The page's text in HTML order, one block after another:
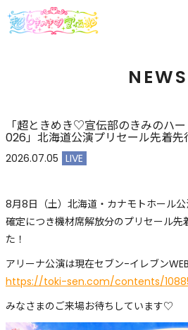
NEWS
「超ときめき♡宣伝部のきみのハ
026」北海道公演プリセール先着先
2026.07.05 LIVE
8月8日（土）北海道・カナモトホール
確定につき機材席解放分のプリセール先
た！
アリーナ公演は現在セブン-イレブン
https://toki-sen.com/contents/
みなさまのご来場お待ちしています♡